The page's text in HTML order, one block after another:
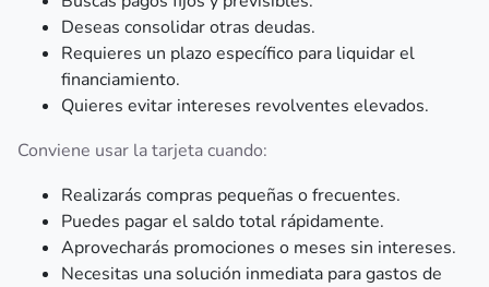
Deseas consolidar otras deudas.
Requieres un plazo específico para liquidar el
financiamiento.
Quieres evitar intereses revolventes elevados.
Conviene usar la tarjeta cuando:
Realizarás compras pequeñas o frecuentes.
Puedes pagar el saldo total rápidamente.
Aprovecharás promociones o meses sin intereses.
Necesitas una solución inmediata para gastos de